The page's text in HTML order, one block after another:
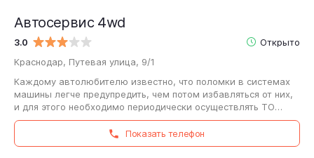
3.0 Открыто
Автосервис 4wd
Краснодар, Путевая улица, 9/1
Каждому автолюбителю известно, что поломки в системах
машины легче предупредить, чем потом избавляться от них,
и для этого необходимо периодически осуществлять ТО
транспортного средства. Автосервис…
Показать телефон